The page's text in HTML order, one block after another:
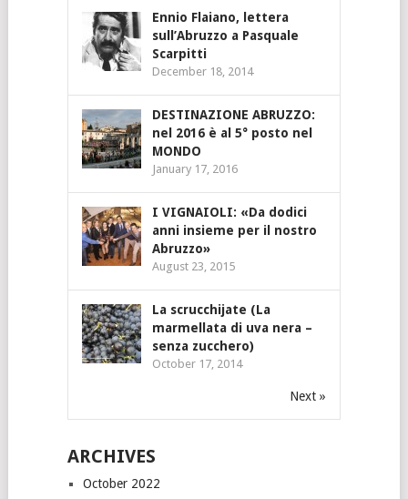
Ennio Flaiano, lettera
sull’Abruzzo a Pasquale
Scarpitti
December 18, 2014
DESTINAZIONE ABRUZZO:
nel 2016 è al 5° posto nel
MONDO
January 17, 2016
I VIGNAIOLI: «Da dodici
anni insieme per il nostro
Abruzzo»
August 23, 2015
La scrucchijate (La
marmellata di uva nera –
senza zucchero)
October 17, 2014
Next »
ARCHIVES
October 2022